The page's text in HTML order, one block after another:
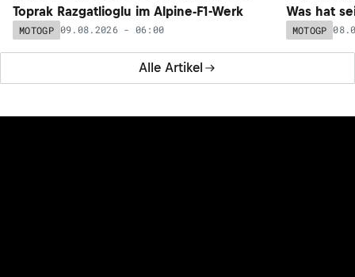
Alle Artikel
Toprak Razgatlioglu im Alpine-F1-Werk
MOTOGP 09.08.2026 - 06:00
Was hat
MOTOGP